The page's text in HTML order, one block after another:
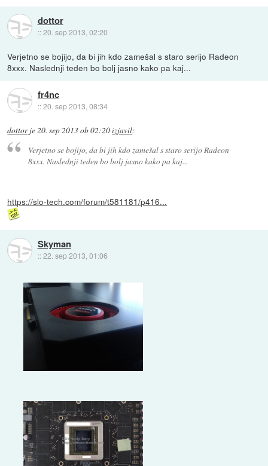
dottor
::20. sep 2013, 02:20
Verjetno se bojijo, da bi jih kdo zamešal s staro serijo Radeon
8xxx. Naslednji teden bo bolj jasno kako pa kaj...
fr4nc
::20. sep 2013, 08:34
dottorje 20. sep 2013 ob 02:20izjavil:
Verjetno se bojijo, da bi jih kdo zamešal s staro serijo Radeon
8xxx. Naslednji teden bo bolj jasno kako pa kaj...
https://slo-tech.com/forum/t581181/p416...
Skyman
::22. sep 2013, 01:06